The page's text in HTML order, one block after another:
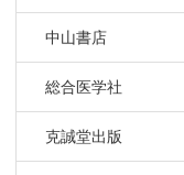
中山書店
総合医学社
克誠堂出版